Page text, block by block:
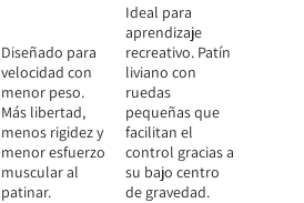
Diseñado para
velocidad con
menor peso.
Más libertad,
menos rigidez y
menor esfuerzo
muscular al
patinar.
Ideal para
aprendizaje
recreativo. Patín
liviano con
ruedas
pequeñas que
facilitan el
control gracias a
su bajo centro
de gravedad.